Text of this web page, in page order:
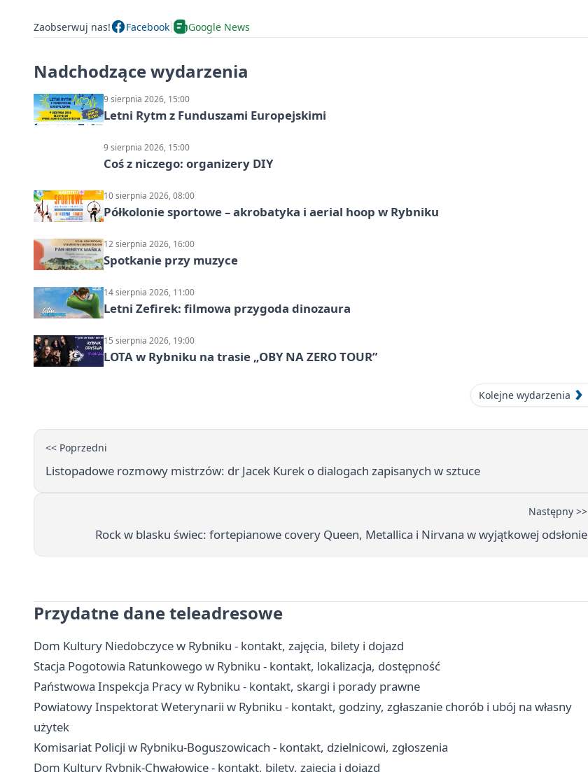
Zaobserwuj nas! Facebook Google News
Nadchodzące wydarzenia
9 sierpnia 2026, 15:00
Letni Rytm z Funduszami Europejskimi
9 sierpnia 2026, 15:00
Coś z niczego: organizery DIY
10 sierpnia 2026, 08:00
Półkolonie sportowe – akrobatyka i aerial hoop w Rybniku
12 sierpnia 2026, 16:00
Spotkanie przy muzyce
14 sierpnia 2026, 11:00
Letni Zefirek: filmowa przygoda dinozaura
15 sierpnia 2026, 19:00
LOTA w Rybniku na trasie „OBY NA ZERO TOUR”
Kolejne wydarzenia
<< Poprzedni
Listopadowe rozmowy mistrzów: dr Jacek Kurek o dialogach zapisanych w sztuce
Następny >>
Rock w blasku świec: fortepianowe covery Queen, Metallica i Nirvana w wyjątkowej odsłonie
Przydatne dane teleadresowe
Dom Kultury Niedobczyce w Rybniku - kontakt, zajęcia, bilety i dojazd
Stacja Pogotowia Ratunkowego w Rybniku - kontakt, lokalizacja, dostępność
Państwowa Inspekcja Pracy w Rybniku - kontakt, skargi i porady prawne
Powiatowy Inspektorat Weterynarii w Rybniku - kontakt, godziny, zgłaszanie chorób i ubój na własny
użytek
Komisariat Policji w Rybniku-Boguszowicach - kontakt, dzielnicowi, zgłoszenia
Dom Kultury Rybnik-Chwałowice - kontakt, bilety, zajęcia i dojazd